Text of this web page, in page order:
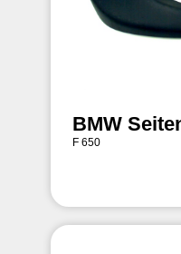
BMW
F 650